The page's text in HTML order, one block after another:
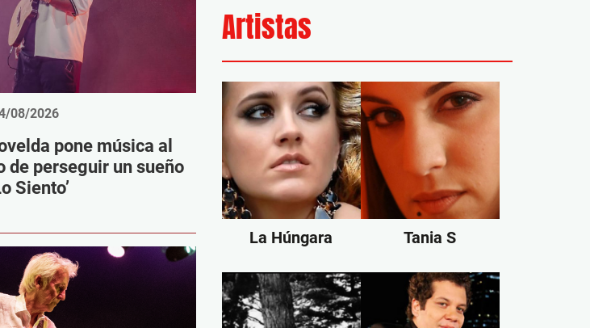
08/2026
pone música al
de perseguir un sueño
Siento’
Artistas
La Húngara Tania S